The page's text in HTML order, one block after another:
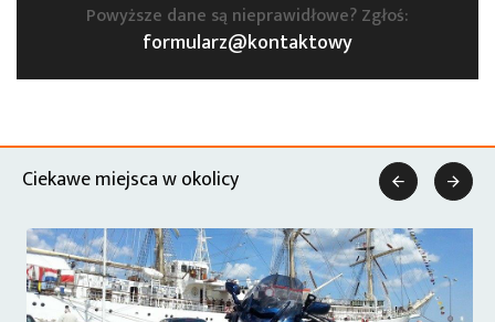
Powyższe dane są nieprawidłowe? Zgłoś:
formularz@kontaktowy
Ciekawe miejsca w okolicy  